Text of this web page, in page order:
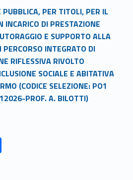
PER TITOLI, PER IL
INCARICO DI PRESTAZIONE
E SUPPORTO ALLA
INTEGRATO DI
RIFLESSIVA RIVOLTO
SOCIALE E ABITATIVA
(CODICE SELEZIONE: PO1
PROF. A. BILOTTI)
C